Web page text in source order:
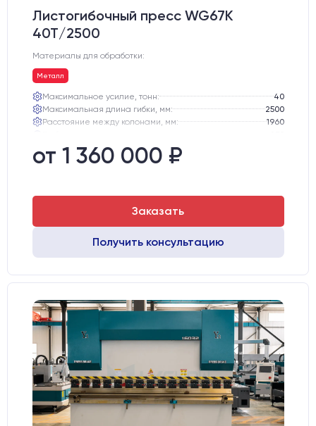
Листогибочный пресс WG67K
40T/2500
Материалы для обработки:
Металл
Максимальное усилие, тонн:
40
Максимальная длина гибки, мм:
2500
Расстояние между колонами, мм:
1960
Ход траверсы, мм:
Максимальная высота открывания, мм:
от 1 360 000 ₽
Заказать
Получить консультацию